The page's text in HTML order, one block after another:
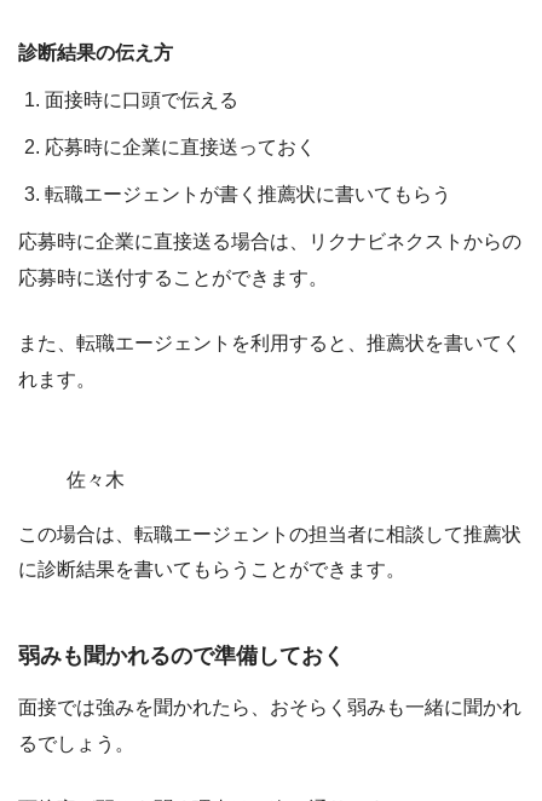
診断結果の伝え方
面接時に口頭で伝える
応募時に企業に直接送っておく
転職エージェントが書く推薦状に書いてもらう
応募時に企業に直接送る場合は、リクナビネクストからの
応募時に送付することができます。
また、転職エージェントを利用すると、推薦状を書いてく
れます。
佐々木
この場合は、転職エージェントの担当者に相談して推薦状
に診断結果を書いてもらうことができます。
弱みも聞かれるので準備しておく
面接では強みを聞かれたら、おそらく弱みも一緒に聞かれ
るでしょう。